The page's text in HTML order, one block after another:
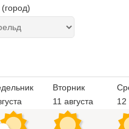
Вторник
11 августа
12